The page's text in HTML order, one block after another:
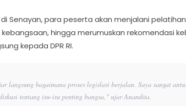
Senayan, para peserta akan menjalani
kebangsaan, hingga merumuskan rekomendasi
kepada DPR RI.
langsung bagaimana proses legislasi berjalan. Saya sangat
tentang isu-isu penting bangsa," ujar Anandita.